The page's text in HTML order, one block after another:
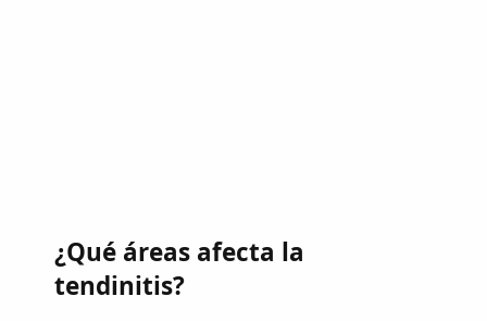
¿Qué áreas afecta la
tendinitis?